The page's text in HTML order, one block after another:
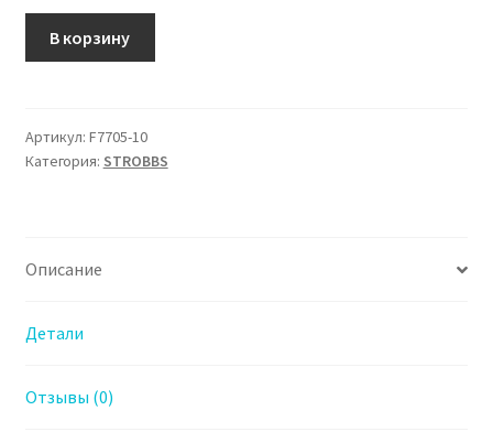
Кроссовки
STROBBS
В корзину
Артикул: F7705-10
Категория: STROBBS
Описание
Детали
Отзывы (0)